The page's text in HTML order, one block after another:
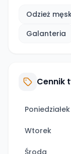
Odzież
Galanteria
Cennik
Poniedziałek
Wtorek
Środa